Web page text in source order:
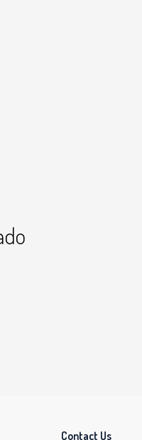
Contact Us